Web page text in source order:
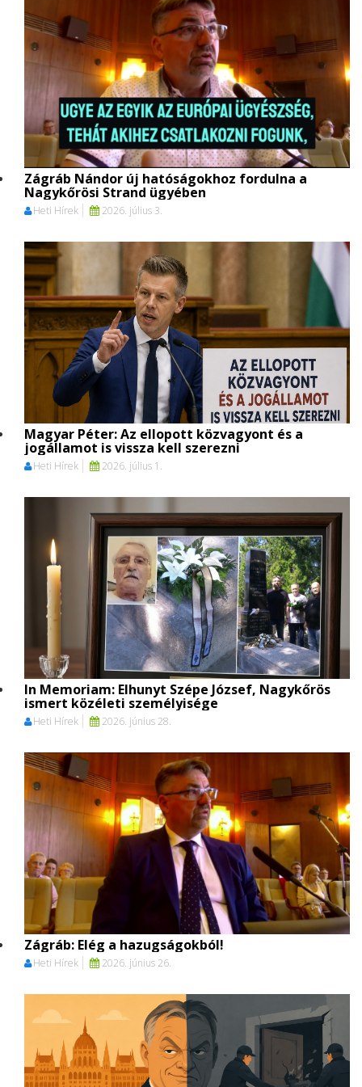
Zágráb Nándor új hatóságokhoz fordulna a
Nagykőrösi Strand ügyében
Heti Hírek 2026. július 3.
Magyar Péter: Az ellopott közvagyont és a
jogállamot is vissza kell szerezni
Heti Hírek 2026. július 1.
In Memoriam: Elhunyt Szépe József, Nagykőrös
ismert közéleti személyisége
Heti Hírek 2026. június 28.
Zágráb: Elég a hazugságokból!
Heti Hírek 2026. június 26.